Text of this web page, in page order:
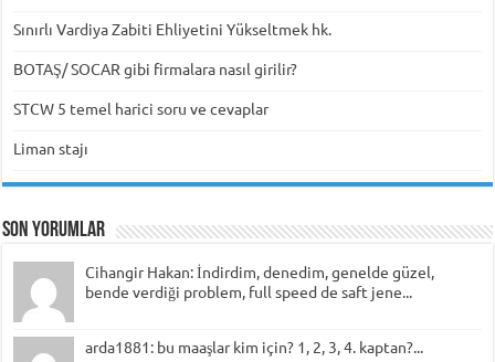
Sınırlı Vardiya Zabiti Ehliyetini Yükseltmek hk.
BOTAŞ/ SOCAR gibi firmalara nasıl girilir?
STCW 5 temel harici soru ve cevaplar
Liman stajı
Son Yorumlar
Cihangir Hakan: İndirdim, denedim, genelde güzel,
bende verdiği problem, full speed de saft jene...
arda1881: bu maaşlar kim için? 1, 2, 3, 4. kaptan?...